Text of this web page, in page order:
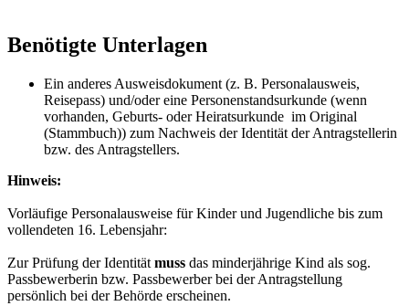
Benötigte Unterlagen
Ein anderes Ausweisdokument (z. B. Personalausweis,
Reisepass) und/oder eine Personenstandsurkunde (wenn
vorhanden, Geburts- oder Heiratsurkunde im Original
(Stammbuch)) zum Nachweis der Identität der Antragstellerin
bzw. des Antragstellers.
Hinweis:
Vorläufige Personalausweise für Kinder und Jugendliche bis zum
vollendeten 16. Lebensjahr:
Zur Prüfung der Identität muss das minderjährige Kind als sog.
Passbewerberin bzw. Passbewerber bei der Antragstellung
persönlich bei der Behörde erscheinen.